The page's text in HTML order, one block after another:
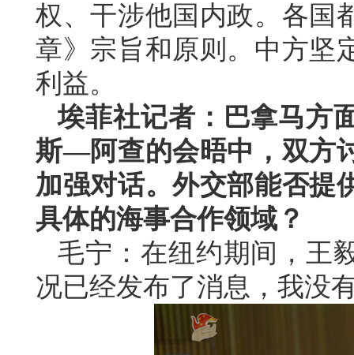
权、干涉他国内政。各国
章》宗旨和原则。中方坚
利益。
埃菲社记者：巴拿马方
斯—阿查的会晤中，双方
加强对话。外交部能否提
具体的海事合作领域？
毛宁：在纽约期间，王
况已经发布了消息，我没